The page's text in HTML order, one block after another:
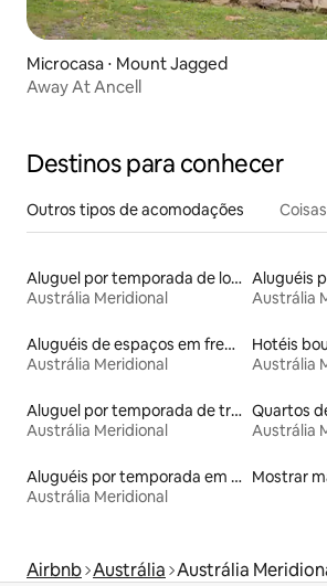
Microcasa ⋅ Mount Jagged
Away At Ancell
Destinos para conhecer
Outros tipos de acomodações
Aluguel por temporada de lofts
Austrália Meridional
Austrália
Aluguéis de espaços em frente à praia
Austrália Meridional
Hotéis
Austrália
Aluguel por temporada de trailers
Austrália Meridional
Quartos
Austrália
Aluguéis por temporada em hotéis-fazenda
Austrália Meridional
Mostrar
Airbnb Austrália Austrália